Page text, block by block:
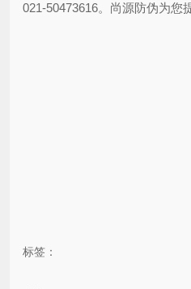
021-50473616。尚源防伪为您
标签：